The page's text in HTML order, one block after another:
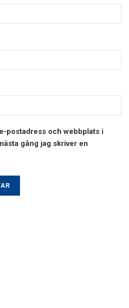
postadress och webbplats i
gång jag skriver en